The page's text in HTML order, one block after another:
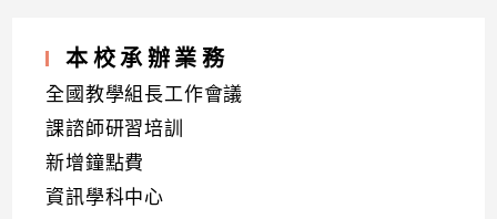
本校承辦業務
全國教學組長工作會議
課諮師研習培訓
新增鐘點費
資訊學科中心